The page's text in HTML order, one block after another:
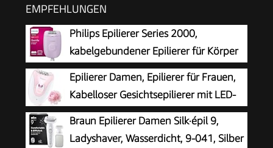
EMPFEHLUNGEN
Philips Epilierer Series 2000,
kabelgebundener Epilierer für Körper
und empfindliche Bereiche, epilieren
und rasieren, Haarentferner für Damen, Modell
BRE237/00
Epilierer Damen, Epilierer für Frauen,
Kabelloser Gesichtsepilierer mit LED-
Licht, Schmerzloser Haarentferner für
Gesicht, Körper, Achsel, Beine & Bikinizone
Braun Epilierer Damen Silk·épil 9,
Ladyshaver, Wasserdicht, 9-041, Silber